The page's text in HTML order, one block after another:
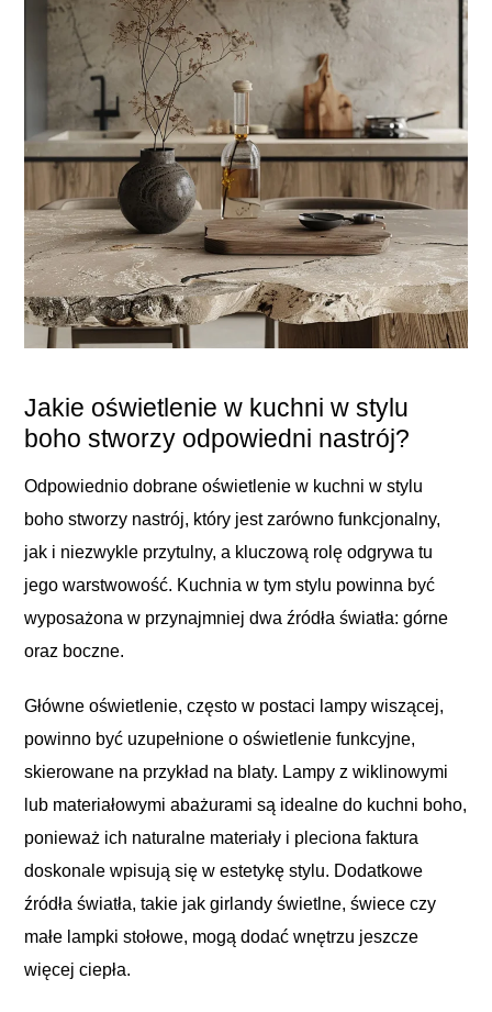
Jakie oświetlenie w kuchni w stylu
boho stworzy odpowiedni nastrój?
Odpowiednio dobrane oświetlenie w kuchni w stylu
boho stworzy nastrój, który jest zarówno funkcjonalny,
jak i niezwykle przytulny, a kluczową rolę odgrywa tu
jego warstwowość. Kuchnia w tym stylu powinna być
wyposażona w przynajmniej dwa źródła światła: górne
oraz boczne.
Główne oświetlenie, często w postaci lampy wiszącej,
powinno być uzupełnione o oświetlenie funkcyjne,
skierowane na przykład na blaty. Lampy z wiklinowymi
lub materiałowymi abażurami są idealne do kuchni boho,
ponieważ ich naturalne materiały i pleciona faktura
doskonale wpisują się w estetykę stylu. Dodatkowe
źródła światła, takie jak girlandy świetlne, świece czy
małe lampki stołowe, mogą dodać wnętrzu jeszcze
więcej ciepła.